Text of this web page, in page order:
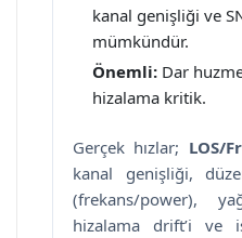
kanal genişliği ve
mümkündür.
Önemli: Dar
hizalama kritik.
Gerçek hızlar; LOS/
kanal genişliği,
(frekans/power),
hizalama drift’i ve